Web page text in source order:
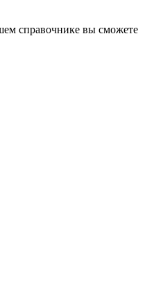
справочнике вы сможете